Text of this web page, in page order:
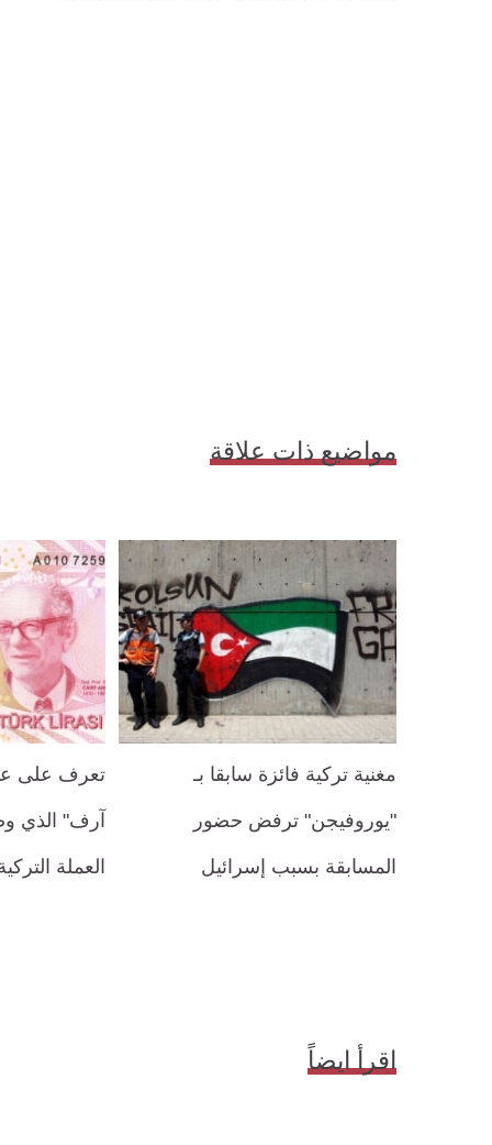
مواضيع ذات علاقة
مغنية تركية فائزة سابقا بـ
"يوروفيجن" ترفض حضور
المسابقة بسبب إسرائيل
تعرف على
آرف" الذي
العملة
اقرأ ايضاً